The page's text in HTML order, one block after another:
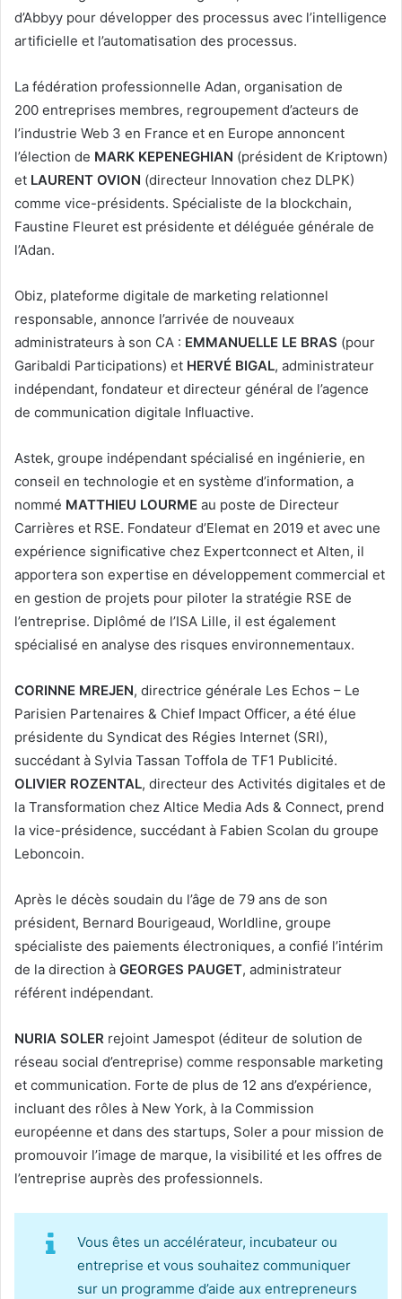
d’Abbyy pour développer des processus avec l’intelligence
artificielle et l’automatisation des processus.
La fédération professionnelle Adan, organisation de
200 entreprises membres, regroupement d’acteurs de
l’industrie Web 3 en France et en Europe annoncent
l’élection de MARK KEPENEGHIAN (président de Kriptown)
et LAURENT OVION (directeur Innovation chez DLPK)
comme vice-présidents. Spécialiste de la blockchain,
Faustine Fleuret est présidente et déléguée générale de
l’Adan.
Obiz, plateforme digitale de marketing relationnel
responsable, annonce l’arrivée de nouveaux
administrateurs à son CA : EMMANUELLE LE BRAS (pour
Garibaldi Participations) et HERVÉ BIGAL, administrateur
indépendant, fondateur et directeur général de l’agence
de communication digitale Influactive.
Astek, groupe indépendant spécialisé en ingénierie, en
conseil en technologie et en système d’information, a
nommé MATTHIEU LOURME au poste de Directeur
Carrières et RSE. Fondateur d’Elemat en 2019 et avec une
expérience significative chez Expertconnect et Alten, il
apportera son expertise en développement commercial et
en gestion de projets pour piloter la stratégie RSE de
l’entreprise. Diplômé de l’ISA Lille, il est également
spécialisé en analyse des risques environnementaux.
CORINNE MREJEN, directrice générale Les Echos – Le
Parisien Partenaires & Chief Impact Officer, a été élue
présidente du Syndicat des Régies Internet (SRI),
succédant à Sylvia Tassan Toffola de TF1 Publicité.
OLIVIER ROZENTAL, directeur des Activités digitales et de
la Transformation chez Altice Media Ads & Connect, prend
la vice-présidence, succédant à Fabien Scolan du groupe
Leboncoin.
Après le décès soudain du l’âge de 79 ans de son
président, Bernard Bourigeaud, Worldline, groupe
spécialiste des paiements électroniques, a confié l’intérim
de la direction à GEORGES PAUGET, administrateur
référent indépendant.
NURIA SOLER rejoint Jamespot (éditeur de solution de
réseau social d’entreprise) comme responsable marketing
et communication. Forte de plus de 12 ans d’expérience,
incluant des rôles à New York, à la Commission
européenne et dans des startups, Soler a pour mission de
promouvoir l’image de marque, la visibilité et les offres de
l’entreprise auprès des professionnels.
Vous êtes un accélérateur, incubateur ou
entreprise et vous souhaitez communiquer
sur un programme d’aide aux entrepreneurs